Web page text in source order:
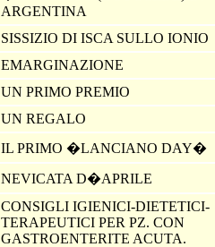
ARGENTINA
SISSIZIO DI ISCA SULLO IONIO
EMARGINAZIONE
UN PRIMO PREMIO
UN REGALO
IL PRIMO �LANCIANO DAY�
NEVICATA D�APRILE
CONSIGLI IGIENICI-DIETETICI-
TERAPEUTICI PER PZ. CON
GASTROENTERITE ACUTA.